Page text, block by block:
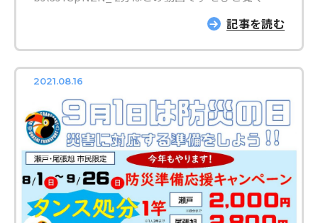
まれました。同時に「いい看取り・看取られ」の語
呂合わせになる11月30日が「人生会議の日」と定
められています。 人は誰もがいつでも、命に関わ
る大きな病気やケガをする可能性があります。命の
危険が迫った状態になると約7割の方が、その後の
医療やケアなどについて自分で決めたり、人に伝え
られなくなるという調査結果も。元気なうちに人生
会議を行い、家族や友人などの信頼できる人に自分
の希望を伝えることで、自分が望むケアを受けられ
る可能性が高まります。 自身の終末について記す
エンディングノートは、「人生会議」を行う上で大
記事を読む
2021.08.16